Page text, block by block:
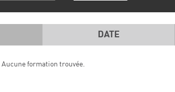
DATE
Aucune formation trouvée.